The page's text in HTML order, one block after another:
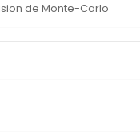
de Monte-Carlo